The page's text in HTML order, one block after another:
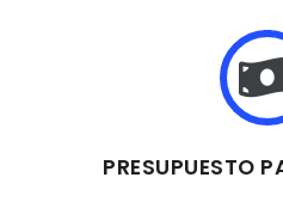
PRESUPUESTO